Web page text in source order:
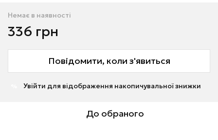
Немає в наявності
336 грн
Повідомити, коли з'явиться
Увійти для відображення накопичувальної знижки
До обраного